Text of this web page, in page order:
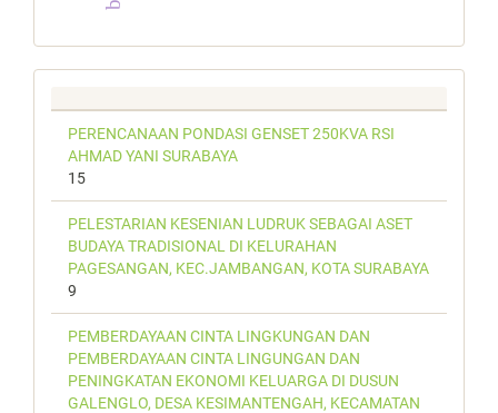
PERENCANAAN PONDASI GENSET 250KVA RSI
AHMAD YANI SURABAYA
15
PELESTARIAN KESENIAN LUDRUK SEBAGAI ASET
BUDAYA TRADISIONAL DI KELURAHAN
PAGESANGAN, KEC.JAMBANGAN, KOTA SURABAYA
9
PEMBERDAYAAN CINTA LINGKUNGAN DAN
PEMBERDAYAAN CINTA LINGUNGAN DAN
PENINGKATAN EKONOMI KELUARGA DI DUSUN
GALENGLO, DESA KESIMANTENGAH, KECAMATAN